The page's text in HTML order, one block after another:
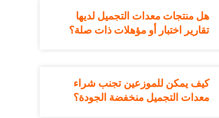
هل منتجات معدات التجميل لديها
تقارير اختبار أو مؤهلات ذات صلة؟
كيف يمكن للموزعين تجنب شراء
معدات التجميل منخفضة الجودة؟